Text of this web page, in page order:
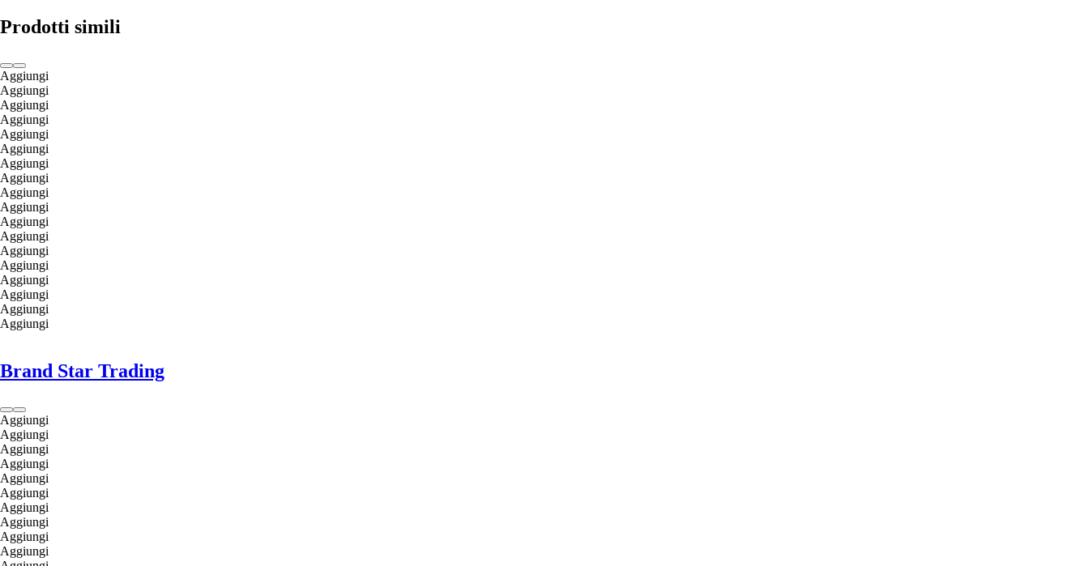
Prodotti simili
Aggiungi
Aggiungi
Aggiungi
Aggiungi
Aggiungi
Aggiungi
Aggiungi
Aggiungi
Aggiungi
Aggiungi
Aggiungi
Aggiungi
Aggiungi
Aggiungi
Aggiungi
Aggiungi
Aggiungi
Aggiungi
Brand Star Trading
Aggiungi
Aggiungi
Aggiungi
Aggiungi
Aggiungi
Aggiungi
Aggiungi
Aggiungi
Aggiungi
Aggiungi